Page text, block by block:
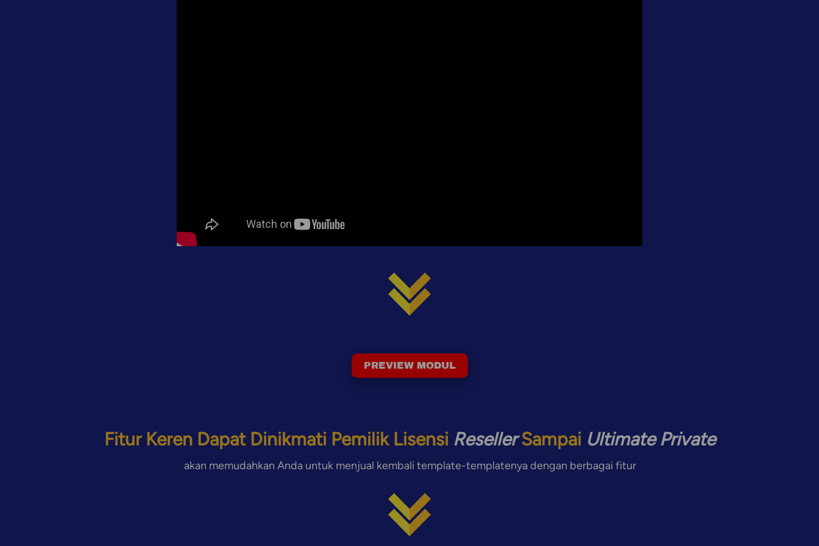
PREVIEW MODUL
Fitur Keren Dapat Dinikmati Pemilik Lisensi Reseller Sampai Ultimate Private
akan memudahkan Anda untuk menjual kembali template-templatenya dengan berbagai fitur